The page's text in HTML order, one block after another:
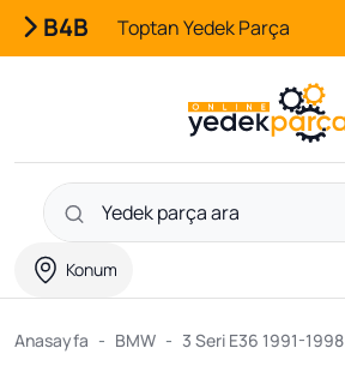
B4B Toptan Yedek Parça
Konum
Anasayfa BMW 3 Seri E36 1991-1998